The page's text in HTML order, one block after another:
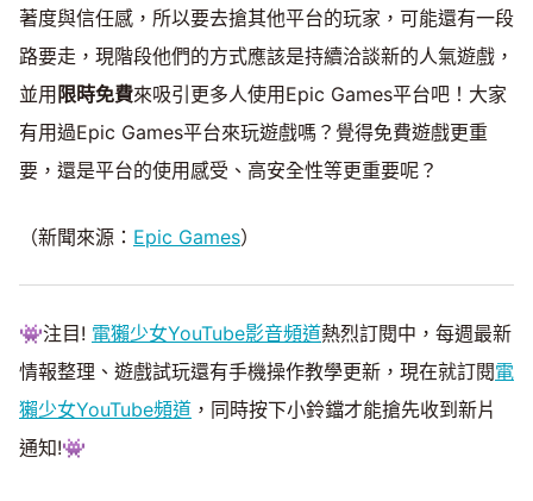
著度與信任感，所以要去搶其他平台的玩家，可能還有一段
路要走，現階段他們的方式應該是持續洽談新的人氣遊戲，
並用限時免費來吸引更多人使用Epic Games平台吧！大家
有用過Epic Games平台來玩遊戲嗎？覺得免費遊戲更重
要，還是平台的使用感受、高安全性等更重要呢？
（新聞來源： Epic Games）
👾注目! 電獺少女YouTube影音頻道熱烈訂閱中，每週最新
情報整理、遊戲試玩還有手機操作教學更新，現在就訂閱電
獺少女YouTube頻道 ，同時按下小鈴鐺才能搶先收到新片
通知!👾